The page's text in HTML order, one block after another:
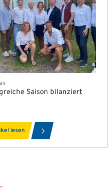
Saison bilanziert
lesen